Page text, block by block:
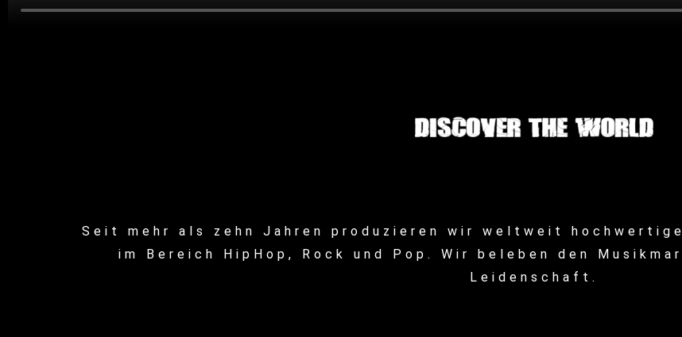
Seit mehr als zehn Jahren produzieren wir weltweit
im Bereich HipHop, Rock und Pop. Wir beleben den
Leidenschaft.